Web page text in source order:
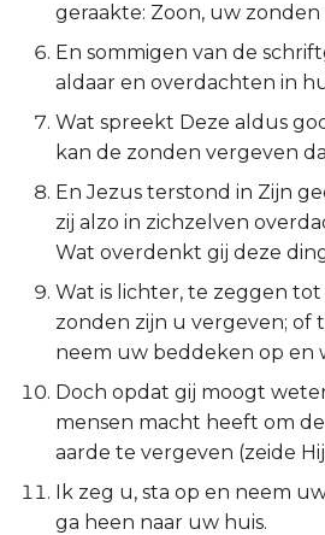
1 Koningen
2 Koningen
1 Kronieken
2 Kronieken
Ezra
Nehémia
Esther
Psalmen
geraakte: Zoon, uw
En sommigen van de
aldaar en overdachten in
Wat spreekt Deze aldus
kan de zonden vergeven
En Jezus terstond in Zijn
zij alzo in zichzelven
Wat overdenkt gij deze
Wat is lichter, te zeggen
zonden zijn u vergeven; of
neem uw beddeken op en
Doch opdat gij moogt
mensen macht heeft om
aarde te vergeven (zeide
Ik zeg u, sta op en neem
ga heen naar uw huis.